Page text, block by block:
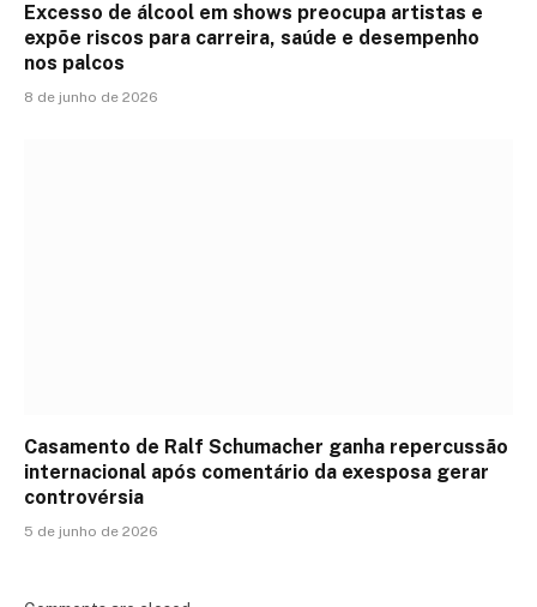
Excesso de álcool em shows preocupa artistas e
expõe riscos para carreira, saúde e desempenho
nos palcos
8 de junho de 2026
Casamento de Ralf Schumacher ganha repercussão
internacional após comentário da exesposa gerar
controvérsia
5 de junho de 2026